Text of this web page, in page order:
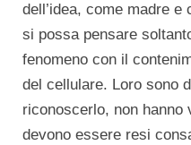
dell’idea, come madre e
si possa pensare
fenomeno con il
del cellulare. Loro sono
riconoscerlo, non hanno
devono essere resi